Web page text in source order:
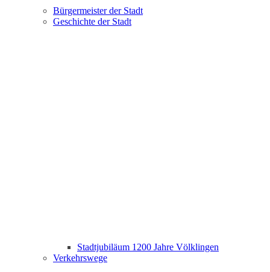
Bürgermeister der Stadt
Geschichte der Stadt
Stadtjubiläum 1200 Jahre Völklingen
Verkehrswege